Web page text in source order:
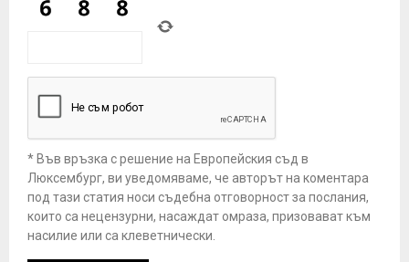
* Във връзка с решение на Европейския съд в
Люксембург, ви уведомяваме, че авторът на коментара
под тази статия носи съдебна отговорност за послания,
които са нецензурни, насаждат омраза, призовават към
насилие или са клеветнически.